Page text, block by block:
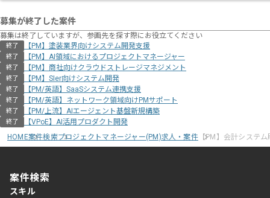
募集が終了した案件
募集は終了していますが、参画先を探す際にお役立てください
終了 【PM】塗装業界向けシステム開発支援
終了 【PM】AI領域におけるプロジェクトマネージャー
終了 【PM】商社向けクラウドストレージマネジメント
終了 【PM】SIer向けシステム開発
終了 【PM/英語】SaaSシステム連携支援
終了 【PM/英語】ネットワーク領域向けPMサポート
終了 【PM/上流】AIエージェント基盤新規構築
終了
【VPoE】AI活用プロダクト開発
HOME案件検索プロジェクトマネージャー(PM)求人・案件【PM】会計システム
案件検索
スキル